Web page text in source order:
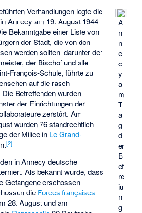
A
n
n
e
c
y
a
m
T
a
g
d
er
B
ef
re
iu
n
g
Verhandlungen legte die
Annecy am 19. August 1944
Bekanntgabe einer Liste von
der Stadt, die von den
werden sollten, darunter der
der Bischof und alle
François-Schule, führte zu
auf die rasch
Betreffenden wurden
der Einrichtungen der
zerstört. Am
wurden 76 standrechtlich
der Milice in Le Grand-
[2]
in Annecy deutsche
Als bekannt wurde, dass
Gefangene erschossen
die Forces françaises
28. August und am